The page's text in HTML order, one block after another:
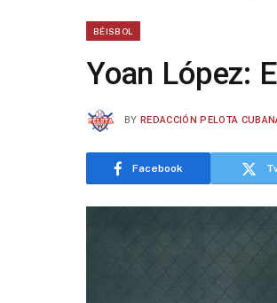
BÉISBOL
Yoan López:
BY REDACCIÓN PELOTA
Facebook